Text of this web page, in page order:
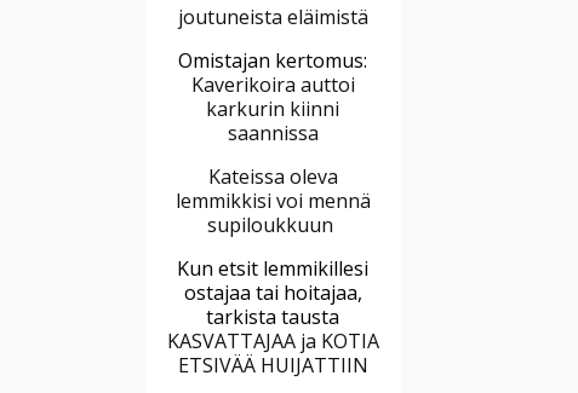
joutuneista eläimistä
Omistajan kertomus:
Kaverikoira auttoi
karkurin kiinni
saannissa
Kateissa oleva
lemmikkisi voi mennä
supiloukkuun
Kun etsit lemmikillesi
ostajaa tai hoitajaa,
tarkista tausta
KASVATTAJAA ja KOTIA
ETSIVÄÄ HUIJATTIIN